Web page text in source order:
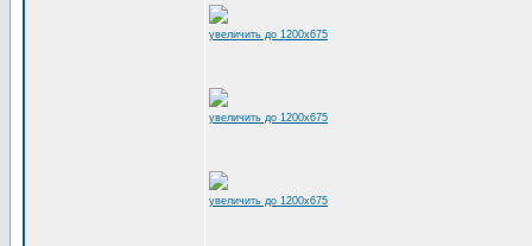
увеличить до 1200x675
увеличить до 1200x675
увеличить до 1200x675